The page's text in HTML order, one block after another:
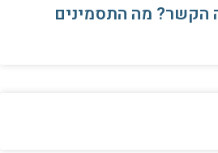
הקשר? מה התסמינים